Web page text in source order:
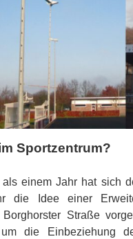
Sportzentrum?
einem Jahr hat sich
die Idee einer
Straße
die Einbeziehung